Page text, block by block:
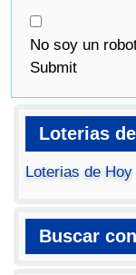
No soy un
Submit
Loterias
Loterias de Hoy
Buscar